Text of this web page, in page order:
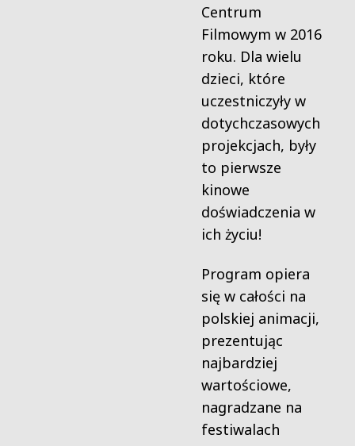
Centrum
Filmowym w 2016
roku. Dla wielu
dzieci, które
uczestniczyły w
dotychczasowych
projekcjach, były
to pierwsze
kinowe
doświadczenia w
ich życiu!
Program opiera
się w całości na
polskiej animacji,
prezentując
najbardziej
wartościowe,
nagradzane na
festiwalach